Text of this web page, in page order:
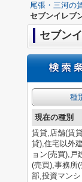
尾張・三河の
セブンイレブ
セブン
種
現在の種別
賃貸,店舗(賃
貸),住宅以外
ョン(売買),戸
(売買),事務所
部,投資マン